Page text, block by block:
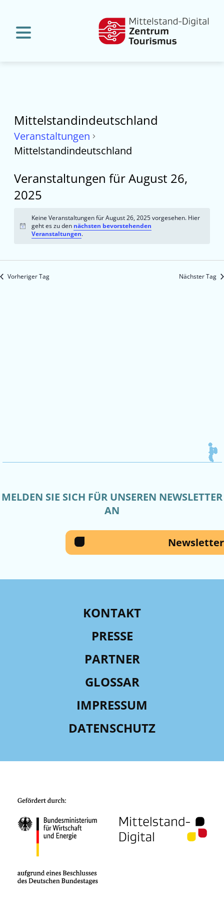
Mittelstandindeutschland
Veranstaltungen
Mittelstandindeutschland
Veranstaltungen für August 26,
2025
Hinweis
Keine Veranstaltungen für August 26, 2025 vorgesehen. Hier
geht es zu den nächsten bevorstehenden
Veranstaltungen.
Vorheriger Tag Nächster Tag
MELDEN SIE SICH FÜR UNSEREN NEWSLETTER
AN
Newsletter
KONTAKT
PRESSE
PARTNER
GLOSSAR
IMPRESSUM
DATENSCHUTZ